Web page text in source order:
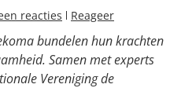
reacties Reageer
bundelen hun krachten
Samen met experts
Vereniging de